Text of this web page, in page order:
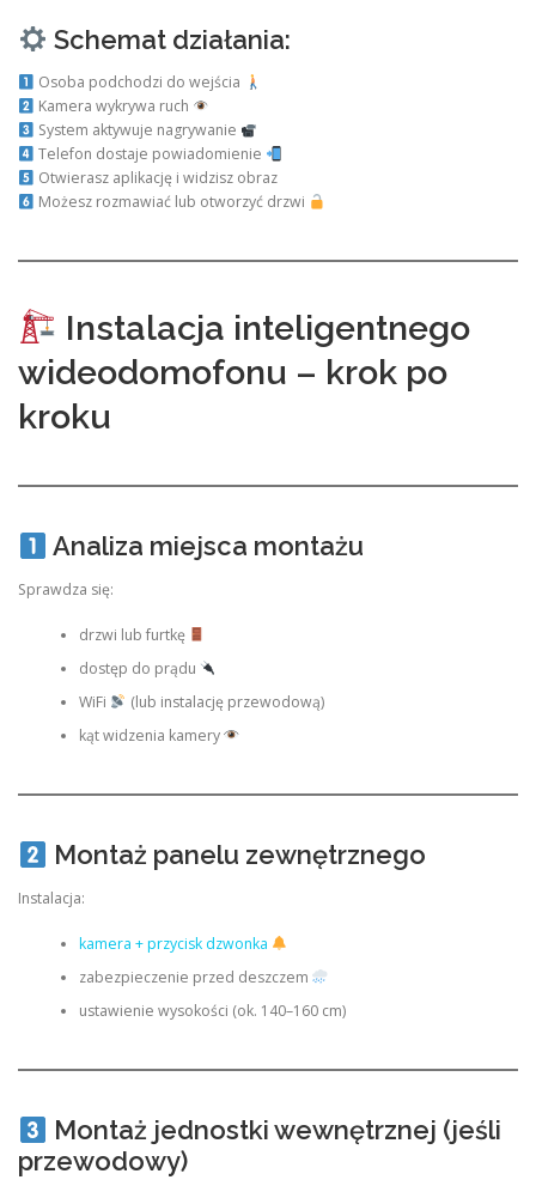
Schemat działania:
Osoba podchodzi do wejścia
Kamera wykrywa ruch
System aktywuje nagrywanie
Telefon dostaje powiadomienie
Otwierasz aplikację i widzisz obraz
Możesz rozmawiać lub otworzyć drzwi
Instalacja inteligentnego
wideodomofonu – krok po
kroku
Analiza miejsca montażu
Sprawdza się:
drzwi lub furtkę
dostęp do prądu
WiFi
(lub instalację przewodową)
kąt widzenia kamery
Montaż panelu zewnętrznego
Instalacja:
kamera + przycisk dzwonka
zabezpieczenie przed deszczem
ustawienie wysokości (ok. 140–160 cm)
Montaż jednostki wewnętrznej (jeśli
przewodowy)